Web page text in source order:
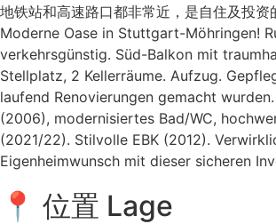
地铁站和高速路口都非常近，是自住及投资
Moderne Oase in Stuttgart-Möhringen!
verkehrsgünstig. Süd-Balkon mit
Stellplatz, 2 Kellerräume. Aufzug.
laufend Renovierungen gemacht
(2006), modernisiertes Bad/WC,
(2021/22). Stilvolle EBK (2012).
Eigenheimwunsch mit dieser sicheren
📍 位置 Lage